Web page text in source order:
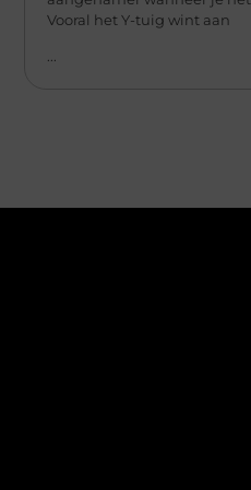
Vooral het Y-tuig wint aan
...